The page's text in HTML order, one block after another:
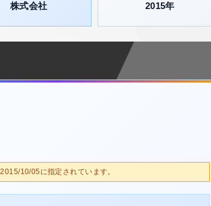
株式会社 2015年
10/05に指定されています。